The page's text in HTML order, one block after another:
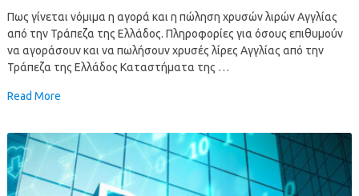
Πως γίνεται νόμιμα η αγορά και η πώληση χρυσών λιρών Αγγλίας
από την Τράπεζα της Ελλάδος. Πληροφορίες για όσους επιθυμούν
να αγοράσουν και να πωλήσουν χρυσές λίρες Αγγλίας από την
Τράπεζα της Ελλάδος Καταστήματα της …
Read More